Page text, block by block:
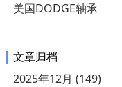
美国DODGE轴承
文章归档
2025年12月 (149)